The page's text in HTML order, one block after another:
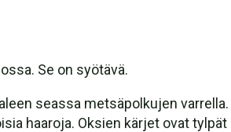
Se on syötävä.
seassa metsäpolkujen varrella.
haaroja. Oksien kärjet ovat